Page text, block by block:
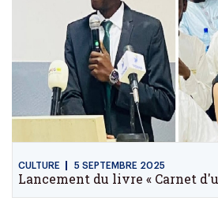
CULTURE 5 SEPTEMBRE 2025
Lancement du livre « Carnet